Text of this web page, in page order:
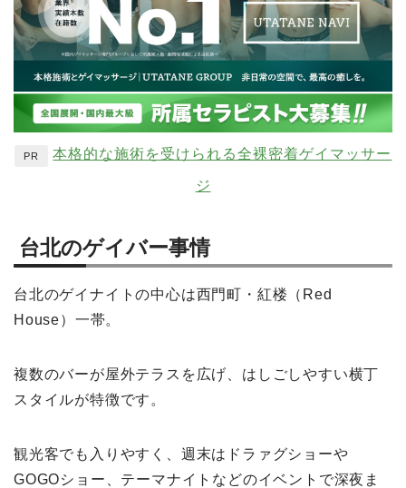
PR 本格的な施術を受けられる全裸密着ゲイマッサー
ジ
台北のゲイバー事情
台北のゲイナイトの中心は西門町・紅楼（Red
House）一帯。
複数のバーが屋外テラスを広げ、はしごしやすい横丁
スタイルが特徴です。
観光客でも入りやすく、週末はドラァグショーや
GOGOショー、テーマナイトなどのイベントで深夜ま